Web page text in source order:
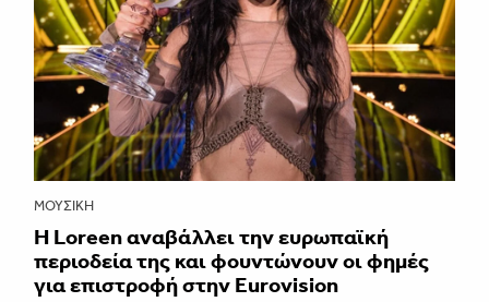
ΜΟΥΣΙΚΉ
Η Loreen αναβάλλει την ευρωπαϊκή
περιοδεία της και φουντώνουν οι φημές
για επιστροφή στην Eurovision